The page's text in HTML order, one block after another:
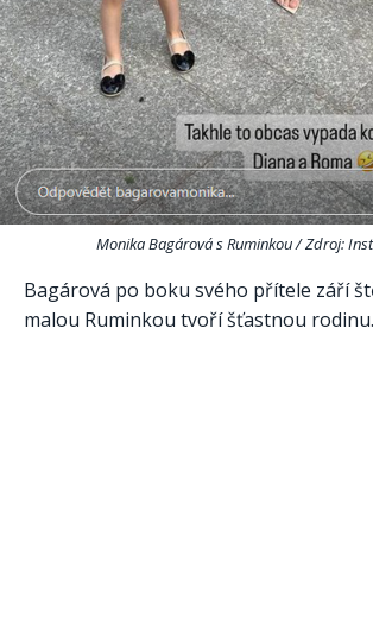
Monika Bagárová s Ruminkou / Zdroj:
Bagárová po boku svého přítele září
malou Ruminkou tvoří šťastnou rodinu.